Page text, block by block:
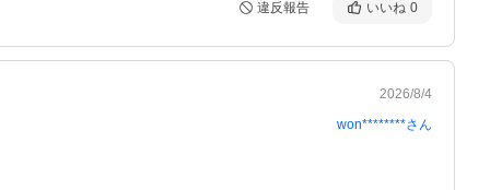
違反報告 いいね 0
2026/8/4
won********さん